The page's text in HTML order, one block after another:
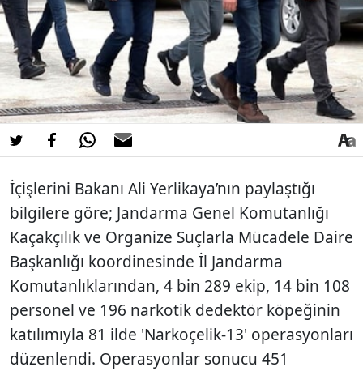
İçişlerini Bakanı Ali Yerlikaya’nın paylaştığı
bilgilere göre; Jandarma Genel Komutanlığı
Kaçakçılık ve Organize Suçlarla Mücadele Daire
Başkanlığı koordinesinde İl Jandarma
Komutanlıklarından, 4 bin 289 ekip, 14 bin 108
personel ve 196 narkotik dedektör köpeğinin
katılımıyla 81 ilde 'Narkoçelik-13' operasyonları
düzenlendi. Operasyonlar sonucu 451